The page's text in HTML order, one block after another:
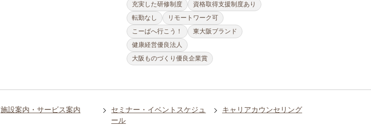
充実した研修制度
資格取得支援制度あり
転勤なし
リモートワーク可
こーばへ行こう！
東大阪ブランド
健康経営優良法人
大阪ものづくり優良企業賞
施設案内・サービス案内
セミナー・イベントスケジュ
ール
キャリアカウンセリング